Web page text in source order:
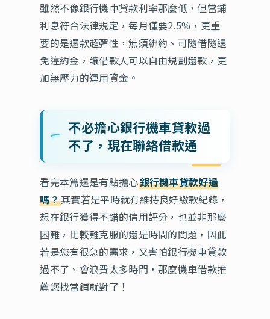
雖然不像銀行機車貸款利率那麼低，但當鋪
利息符合法律規定，每月僅要2.5%，更重
要的是還款超彈性，無須綁約、可隨借隨還
免違約金，讓借款人可以自由規劃還款，更
加無壓力的運用資金。
不必擔心銀行機車貸款過
不了，現在聯絡借款通
看完本篇還是有點擔心銀行機車貸款好過
嗎？其實若是平時就有維持良好繳款紀錄，
想在銀行獲得不錯的信用評分，也並非那麼
困難，比較難克服的還是時間的問題，因此
若是您有很急的需求，又害怕銀行機車貸款
過不了、會浪費太多時間，那麼機車借款推
薦您找當鋪就對了！